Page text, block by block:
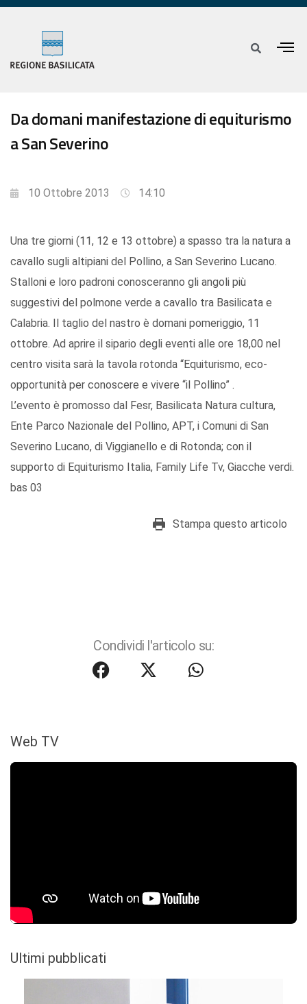
Da domani manifestazione di equiturismo
a San Severino
10 Ottobre 2013 14:10
Una tre giorni (11, 12 e 13 ottobre) a spasso tra la natura a
cavallo sugli altipiani del Pollino, a San Severino Lucano.
Stalloni e loro padroni conosceranno gli angoli più
suggestivi del polmone verde a cavallo tra Basilicata e
Calabria. Il taglio del nastro è domani pomeriggio, 11
ottobre. Ad aprire il sipario degli eventi alle ore 18,00 nel
centro visita sarà la tavola rotonda “Equiturismo, eco-
opportunità per conoscere e vivere “il Pollino” .
L’evento è promosso dal Fesr, Basilicata Natura cultura,
Ente Parco Nazionale del Pollino, APT, i Comuni di San
Severino Lucano, di Viggianello e di Rotonda; con il
supporto di Equiturismo Italia, Family Life Tv, Giacche verdi.
bas 03
Stampa questo articolo
Condividi l'articolo su:
Web TV
Ultimi pubblicati